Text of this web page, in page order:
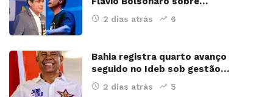
2 dias atrás 6
Bahia registra quarto avanço
seguido no Ideb sob gestão…
2 dias atrás 5